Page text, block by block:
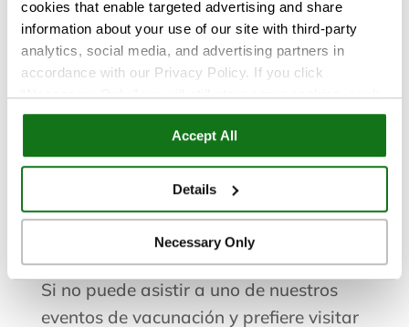
cookies that enable targeted advertising and share
information about your use of our site with third-party
analytics, social media, and advertising partners in
accordance with our Privacy Policy. If you click
“Necessary Only,” we will still store some cookies, such
as those that support site functionality or that are used in
ways where state privacy laws do not require an opt out.
You can view and customize your settings by selecting
“Details.” By clicking “Accept All” “Allow Selection”
you agree to ourPrivacy Policy andTerms of Use.
Accept All
Details
Necessary Only
vaccineevents@truecare.org
Llama a:(760) 650-3066
Formulario de solicitud
¿Necesita programar una cita para
Si no puede asistir a uno de nuestros
eventos de vacunación y prefiere visitar